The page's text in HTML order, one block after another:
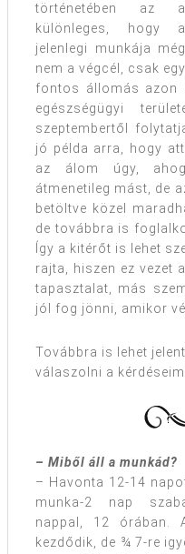
történetében az a
különleges, hogy a
jelenlegi munkája még
nem a végcél, csak egy
fontos állomás azon
egészségügyi
szeptembertől
jó példa arra, hogy
az álom úgy,
átmenetileg mást, de
betöltve közel
de továbbra is
Így a kitérőt is lehet
rajta, hiszen ez vezet
tapasztalat, más
jól fog jönni, amikor
Továbbra is lehet
válaszolni a
– Miből áll a munkád?
– Havonta 12-14
munka-2 nap
nappal, 12 órában.
kezdődik, de ¾ 7-re